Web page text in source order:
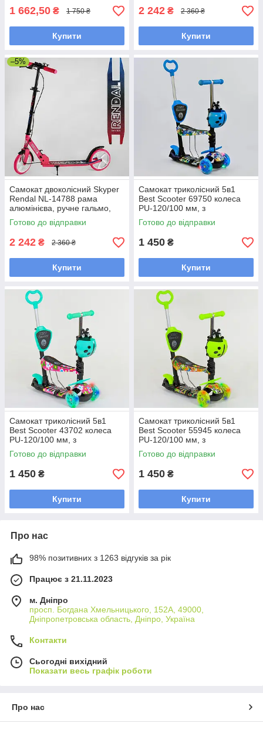
1 662,50 ₴ 1 750 ₴
Купити
2 242 ₴ 2 360 ₴
Купити
–5%
Самокат двоколісний Skyper
Rendal NL-14788 рама
алюмінієва, ручне гальмо,
колеса PU-20 см.
Готово до відправки
2 242 ₴ 2 360 ₴
Купити
Самокат триколісний 5в1
Best Scooter 69750 колеса
PU-120/100 мм, з
підсвічуванням, блакитний
Готово до відправки
1 450 ₴
Купити
Самокат триколісний 5в1
Best Scooter 43702 колеса
PU-120/100 мм, з
підсвічуванням, бірюзовий
Готово до відправки
1 450 ₴
Купити
Самокат триколісний 5в1
Best Scooter 55945 колеса
PU-120/100 мм, з
підсвічуванням, салатовий
Готово до відправки
1 450 ₴
Купити
Про нас
98% позитивних з 1263 відгуків за рік
Працює з 21.11.2023
м. Дніпро
просп. Богдана Хмельницького, 152А, 49000,
Дніпропетровська область, Дніпро, Україна
Контакти
Сьогодні вихідний
Показати весь графік роботи
Про нас